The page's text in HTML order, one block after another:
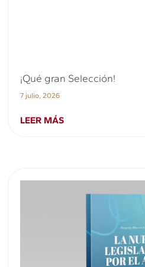
¡Qué gran Selección!
7 julio, 2026
LEER MÁS